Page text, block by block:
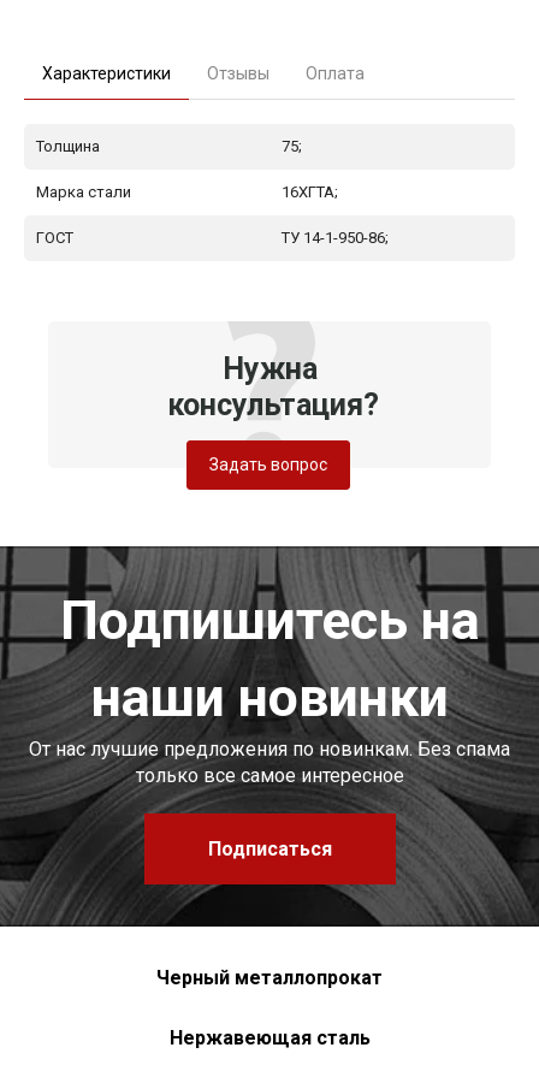
Характеристики Отзывы Оплата
Толщина 75;
Марка стали 16ХГТА;
ГОСТ ТУ 14-1-950-86;
Нужна
консультация?
Задать вопрос
Подпишитесь на
наши новинки
От нас лучшие предложения по новинкам. Без спама
только все самое интересное
Подписаться
Черный металлопрокат
Нержавеющая сталь